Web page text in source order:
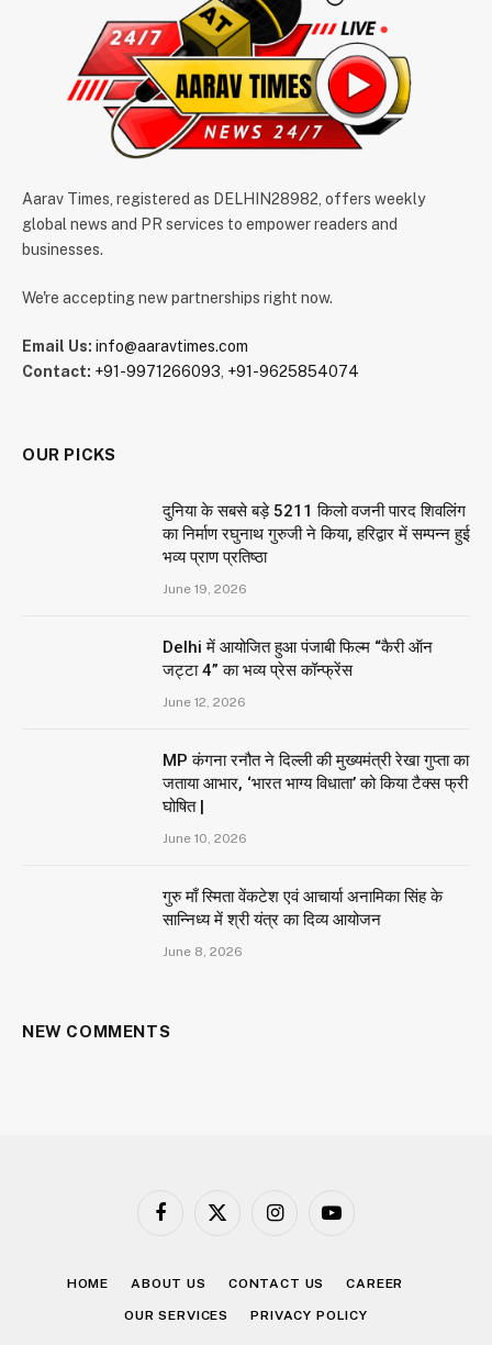
Aarav Times, registered as DELHIN28982, offers weekly
global news and PR services to empower readers and
businesses.
We're accepting new partnerships right now.
Email Us: info@aaravtimes.com
Contact: +91-9971266093 +91-9625854074
OUR PICKS
दुनिया के सबसे बड़े 5211 किलो वजनी पारद शिवलिंग
का निर्माण रघुनाथ गुरुजी ने किया, हरिद्वार में सम्पन्न हुई
भव्य प्राण प्रतिष्ठा
June 19, 2026
Delhi में आयोजित हुआ पंजाबी फिल्म “कैरी ऑन
जट्टा 4” का भव्य प्रेस कॉन्फ्रेंस
June 12, 2026
MP कंगना रनौत ने दिल्ली की मुख्यमंत्री रेखा गुप्ता का
जताया आभार, ‘भारत भाग्य विधाता’ को किया टैक्स फ्री
घोषित |
June 10, 2026
गुरु माँ स्मिता वेंकटेश एवं आचार्या अनामिका सिंह के
सान्निध्य में श्री यंत्र का दिव्य आयोजन
June 8, 2026
NEW COMMENTS
Facebook
X
InstagramYouTube
HOME ABOUT US CONTACT US CAREER
OUR SERVICES PRIVACY POLICY